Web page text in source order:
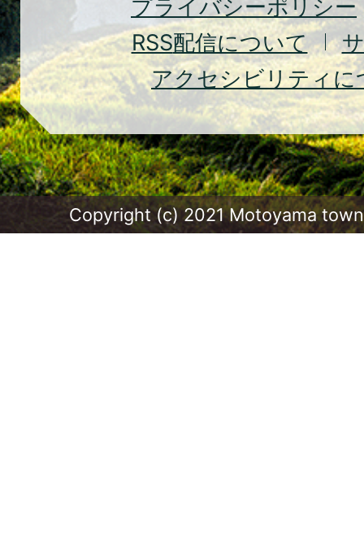
プライバシーポリシー
RSS配信について
アクセシビリティに
Copyright (c) 2021 Motoyama